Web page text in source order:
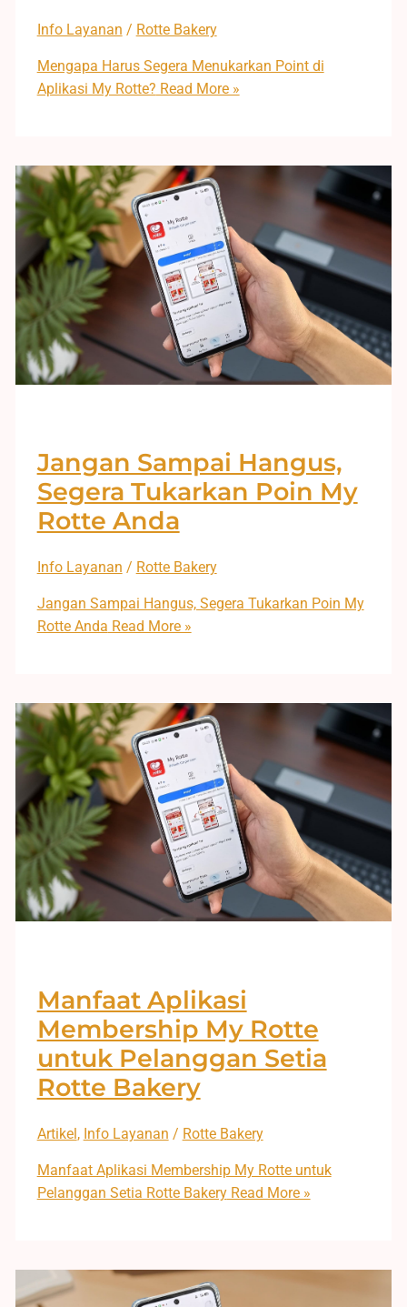
Info Layanan / Rotte Bakery
Mengapa Harus Segera Menukarkan Point di
Aplikasi My Rotte? Read More »
Jangan Sampai Hangus,
Segera Tukarkan Poin My
Rotte Anda
Info Layanan / Rotte Bakery
Jangan Sampai Hangus, Segera Tukarkan Poin My
Rotte Anda Read More »
Manfaat Aplikasi
Membership My Rotte
untuk Pelanggan Setia
Rotte Bakery
Artikel, Info Layanan / Rotte Bakery
Manfaat Aplikasi Membership My Rotte untuk
Pelanggan Setia Rotte BakeryRead More »